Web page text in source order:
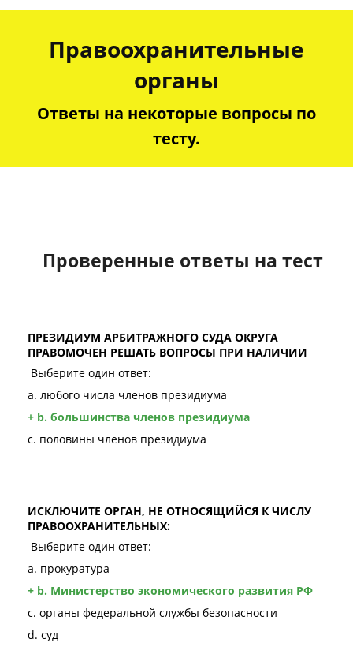
Правоохранительные
органы
Ответы на некоторые вопросы по
тесту.
Проверенные ответы на тест
ПРЕЗИДИУМ АРБИТРАЖНОГО СУДА ОКРУГА
ПРАВОМОЧЕН РЕШАТЬ ВОПРОСЫ ПРИ НАЛИЧИИ
Выберите один ответ:
a. любого числа членов президиума
+ b. большинства членов президиума
c. половины членов президиума
ИСКЛЮЧИТЕ ОРГАН, НЕ ОТНОСЯЩИЙСЯ К ЧИСЛУ
ПРАВООХРАНИТЕЛЬНЫХ:
Выберите один ответ:
a. прокуратура
+ b. Министерство экономического развития РФ
c. органы федеральной службы безопасности
d. суд